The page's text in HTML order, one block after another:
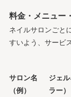
料金・メニュー
ネイルサロンごと
すいよう、サービ
サロン名
（例）
ジェ
ラー）